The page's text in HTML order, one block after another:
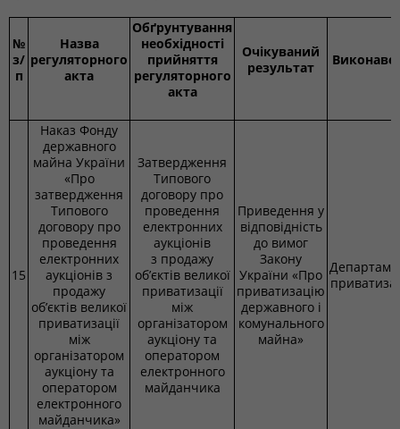
№
з/
п
Назва
регуляторного
акта
Обґрунтування
необхідності
прийняття
регуляторного
акта
Очікуваний
результат
15
Наказ Фонду
державного
майна України
«Про
затвердження
Типового
договору про
проведення
електронних
аукціонів з
продажу
об’єктів великої
приватизації
між
організатором
аукціону та
оператором
електронного
майданчика»
Затвердження
Типового
договору про
проведення
електронних
аукціонів
з продажу
об’єктів великої
приватизації
між
організатором
аукціону та
оператором
електронного
майданчика
Приведення у
відповідність
до вимог
Закону
України «Про
приватизацію
державного і
комунального
майна»